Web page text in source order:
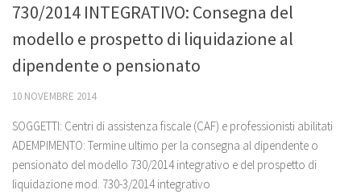
730/2014 INTEGRATIVO: Consegna del
modello e prospetto di liquidazione al
dipendente o pensionato
10 NOVEMBRE 2014
SOGGETTI: Centri di assistenza fiscale (CAF) e professionisti abilitati
ADEMPIMENTO: Termine ultimo per la consegna al dipendente o
pensionato del modello 730/2014 integrativo e del prospetto di
liquidazione mod. 730-3/2014 integrativo